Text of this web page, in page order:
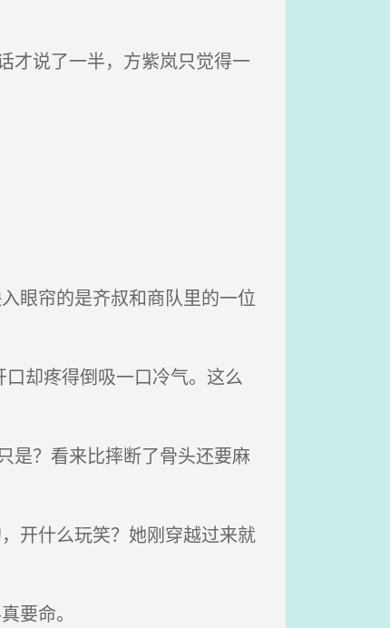
才说了一半，方紫岚只觉得一
眼帘的是齐叔和商队里的一位
却疼得倒吸一口冷气。这么
是？看来比摔断了骨头还要麻
开什么玩笑？她刚穿越过来就
要命。